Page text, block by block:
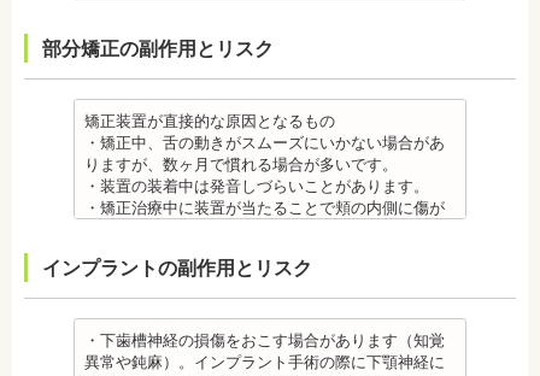
は、皮膚科で行われているパッチテストなどをうけ
さい。矯正装置を装着したあとに、皮膚や口腔の粘
膜にアレルギー症状が起きた場合は、速やかに歯科
医師の指示を仰いでください。
抜歯・麻酔 ・矯正をしたい箇所に十分なスペースが
ない場合は、抜歯を必要とすることもあります。健
康上問題のない歯を抜歯する場合もあります。
・抜歯する場合は麻酔注射を行います。麻酔薬の中
もあるため、心が起こることもあります。臓や血圧
は、頬を噛んだり、熱いものを飲んだりしてもわか
らないため、口腔内を傷つけるリスクがあります。
・矯正治療中に装置が当たることで頬の内側に傷が
ついたり、口内炎になったり、歯の移動に伴う痛み
を感じることもありますので、必要に応じワックス
で対処する場合やその他の対処策を行う場合があり
ます。
・矯正装置を装着した直後や、ワイヤーを交換した
直後に痛みを感じることがありますが、数日でおさ
まる場合が多いです。また、冷たいものを飲んだと
科医師に相談しましょう。
・矯正装置には、さまざまな金属素材が使用されて
いるため、金属アレルギーのある方、不安がある方
は、皮膚科で行われているパッチテストをうけて、
部分矯正の副作用とリスク
矯正装置が直接的な原因となるもの
・矯正中、舌の動きがスムーズにいかない場合があ
りますが、数ヶ月で慣れる場合が多いです。
・装置の装着中は発音しづらいことがあります。
・矯正治療中に装置が当たることで頬の内側に傷が
で対処する場合やその他の対処策を行う場合があり
ます。
・矯正装置を装着した直後や、ワイヤーを交換した
直後に痛みを感じることがありますが、数日でおさ
まる場合が多いです。また、冷たいものを飲んだと
インプラントの副作用とリスク
・下歯槽神経の損傷をおこす場合があります（知覚
異常や鈍麻）。インプラント手術の際に下顎神経に